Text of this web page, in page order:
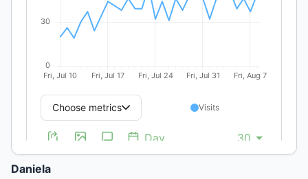
Editores
Sur,
Buenos
Aires
Daniela